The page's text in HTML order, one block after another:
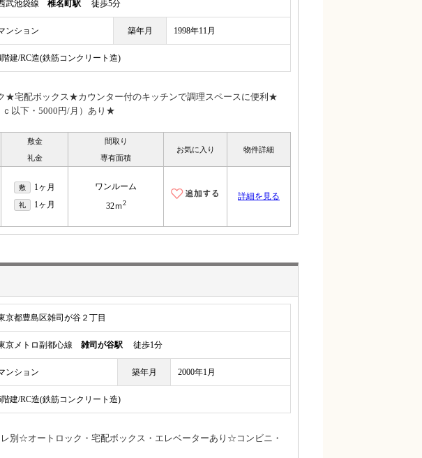
武池袋線 椎名町駅 徒歩5分
ンション 築年月 1998年11月
階建/RC造(鉄筋コンクリート造)
★宅配ボックス★カウンター付のキッチンで調理スペースに便利★
以下・5000円/月）あり★
敷金
礼金
間取り
専有面積
お気に入り 物件詳細
敷 1ヶ月
礼 1ヶ月
ワンルーム
32ｍ2
詳細を見る
京都豊島区雑司が谷２丁目
京メトロ副都心線 雑司が谷駅 徒歩1分
ンション 築年月 2000年1月
階建/RC造(鉄筋コンクリート造)
別☆オートロック・宅配ボックス・エレベーターあり☆コンビニ・